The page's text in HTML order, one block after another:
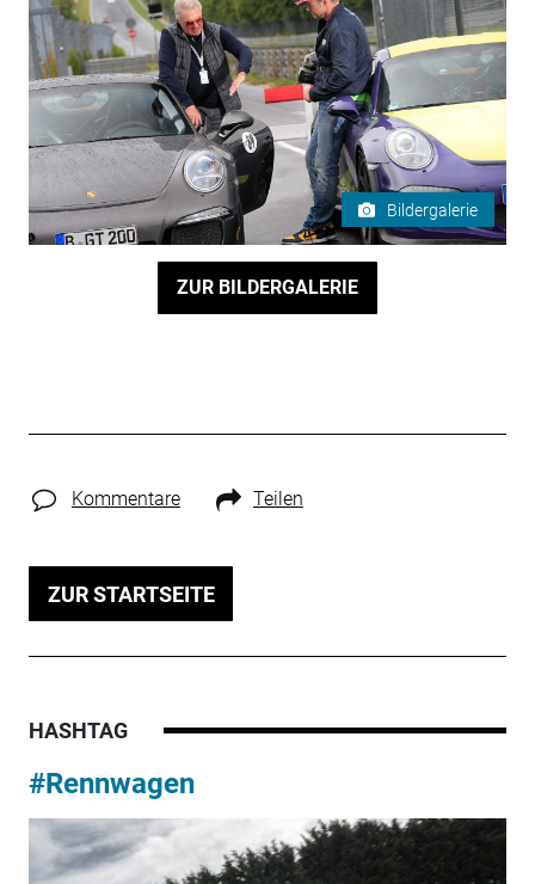
Bildergalerie
ZUR BILDERGALERIE
Kommentare Teilen
ZUR STARTSEITE
HASHTAG
#Rennwagen